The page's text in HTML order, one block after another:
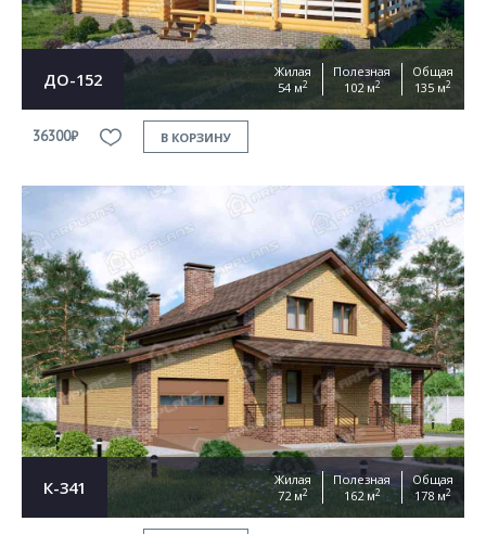
ДО-152
Жилая
54 м2
Полезная
102 м2
Общая
135 м2
36300₽ В КОРЗИНУ
К-341
Жилая
72 м2
Полезная
162 м2
Общая
178 м2